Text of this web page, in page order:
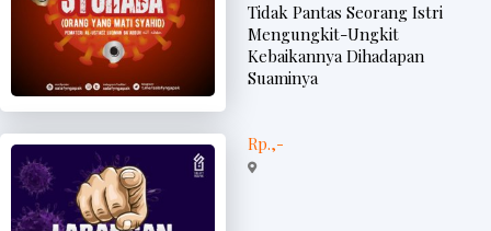
Tidak Pantas Seorang Istri
Mengungkit-Ungkit
Kebaikannya Dihadapan
Suaminya
Rp.,-